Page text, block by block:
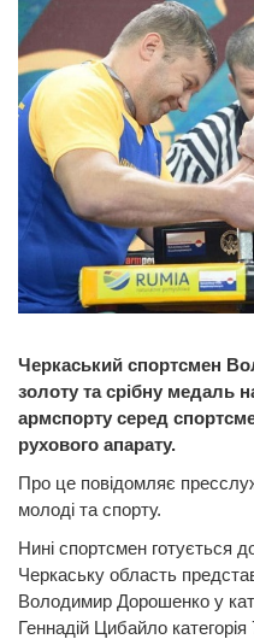
Черкаський спортсмен
золоту та срібну медаль
армспорту серед
рухового апарату.
Про це повідомляє
молоді та спорту.
Нині спортсмен готується
Черкаську область
Володимир Дорошенко у
Геннадій Цибайло